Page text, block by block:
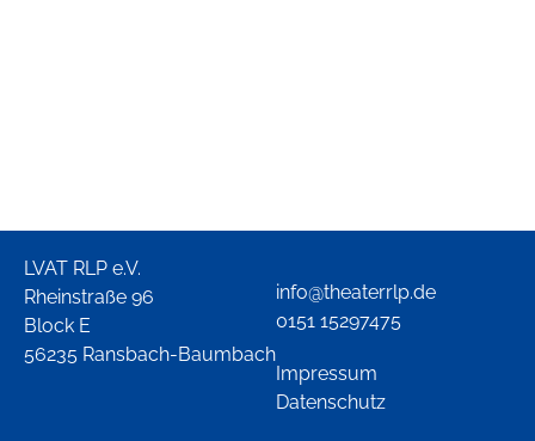
LVAT RLP e.V.
Rheinstraße 96
Block E
56235 Ransbach-Baumbach
info@theaterrlp.de
0151 15297475
Impressum
Datenschutz